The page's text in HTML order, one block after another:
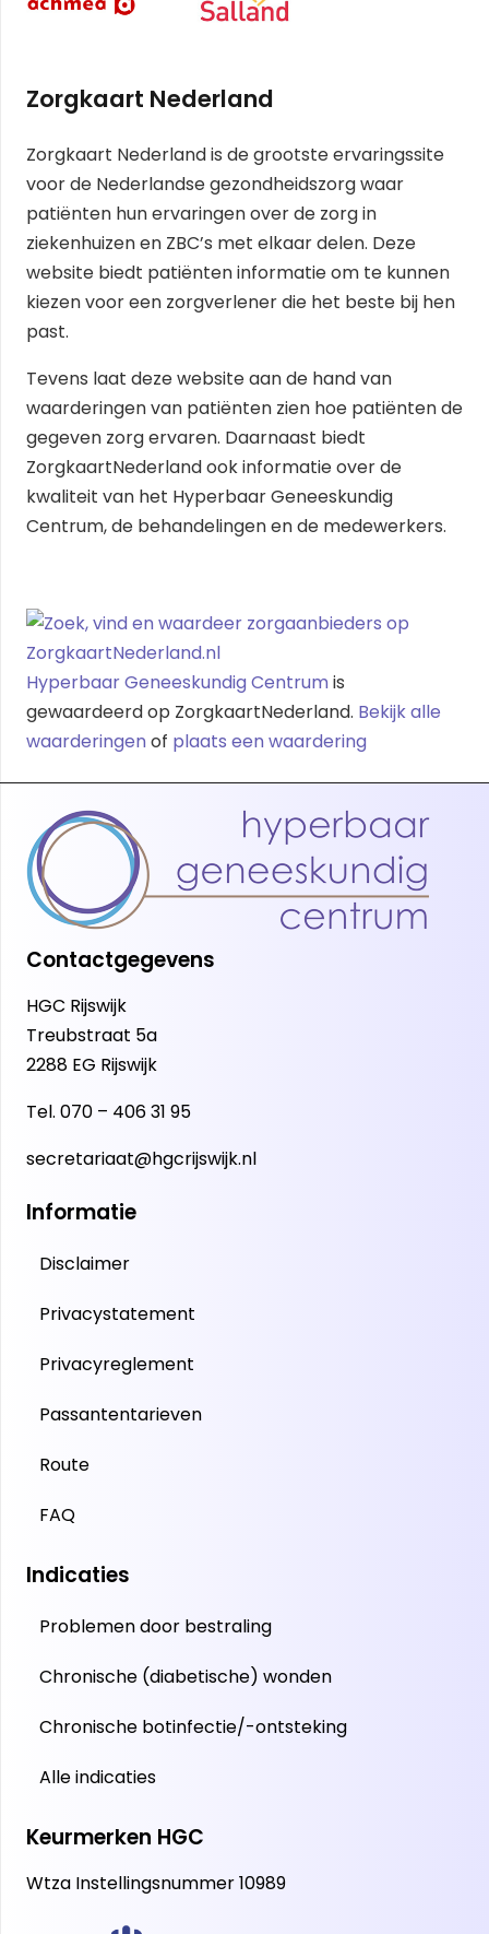
Zorgkaart Nederland
Zorgkaart Nederland is de grootste ervaringssite
voor de Nederlandse gezondheidszorg waar
patiënten hun ervaringen over de zorg in
ziekenhuizen en ZBC’s met elkaar delen. Deze
website biedt patiënten informatie om te kunnen
kiezen voor een zorgverlener die het beste bij hen
past.
Tevens laat deze website aan de hand van
waarderingen van patiënten zien hoe patiënten de
gegeven zorg ervaren. Daarnaast biedt
ZorgkaartNederland ook informatie over de
kwaliteit van het Hyperbaar Geneeskundig
Centrum, de behandelingen en de medewerkers.
Hyperbaar Geneeskundig Centrum is
gewaardeerd op ZorgkaartNederland. Bekijk alle
waarderingen of plaats een waardering
Contactgegevens
HGC Rijswijk
Treubstraat 5a
2288 EG Rijswijk
Tel. 070 – 406 31 95
secretariaat@hgcrijswijk.nl
Informatie
Disclaimer
Privacystatement
Privacyreglement
Passantentarieven
Route
FAQ
Indicaties
Problemen door bestraling
Chronische (diabetische) wonden
Chronische botinfectie/-ontsteking
Alle indicaties
Keurmerken HGC
Wtza Instellingsnummer 10989